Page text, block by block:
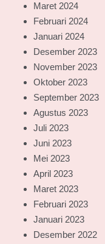
Maret 2024
Februari 2024
Januari 2024
Desember 2023
November 2023
Oktober 2023
September 2023
Agustus 2023
Juli 2023
Juni 2023
Mei 2023
April 2023
Maret 2023
Februari 2023
Januari 2023
Desember 2022